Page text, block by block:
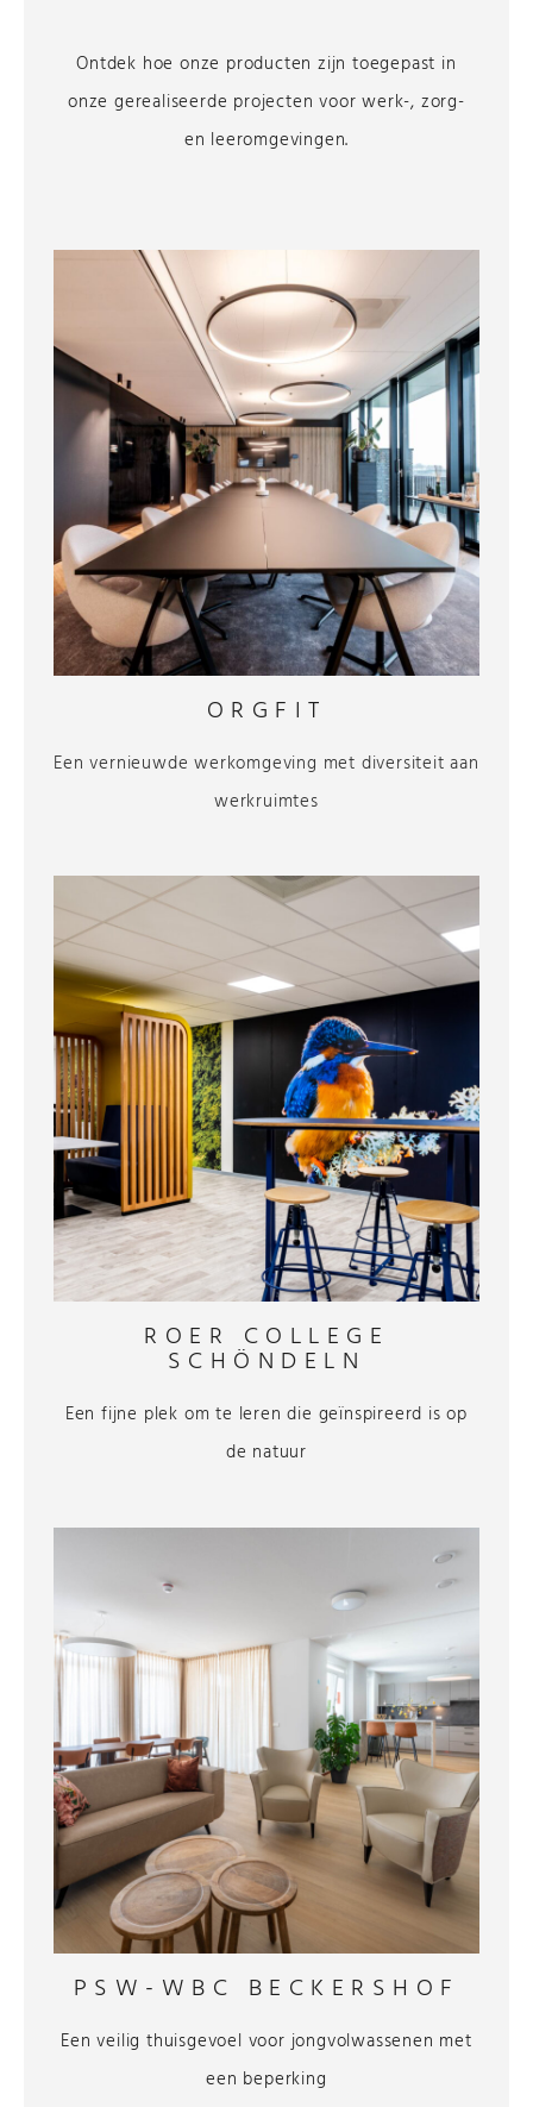
Ontdek hoe onze producten zijn toegepast in
onze gerealiseerde projecten voor werk-, zorg-
en leeromgevingen.
ORGFIT
Een vernieuwde werkomgeving met diversiteit aan
werkruimtes
ROER COLLEGE
SCHÖNDELN
Een fijne plek om te leren die geïnspireerd is op
de natuur
PSW-WBC BECKERSHOF
Een veilig thuisgevoel voor jongvolwassenen met
een beperking